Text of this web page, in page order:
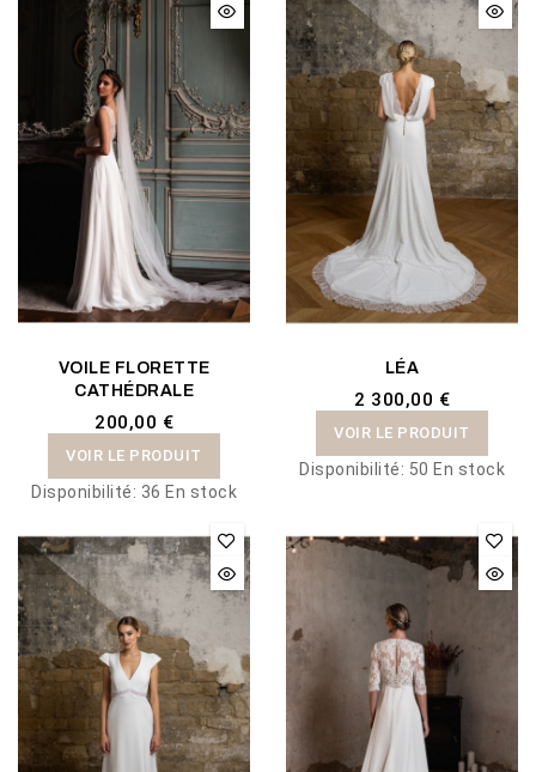
VOILE FLORETTE
CATHÉDRALE
200,00 €
VOIR LE PRODUIT
Disponibilité: 36 En stock
LÉA
2 300,00 €
VOIR LE PRODUIT
Disponibilité: 50 En stock